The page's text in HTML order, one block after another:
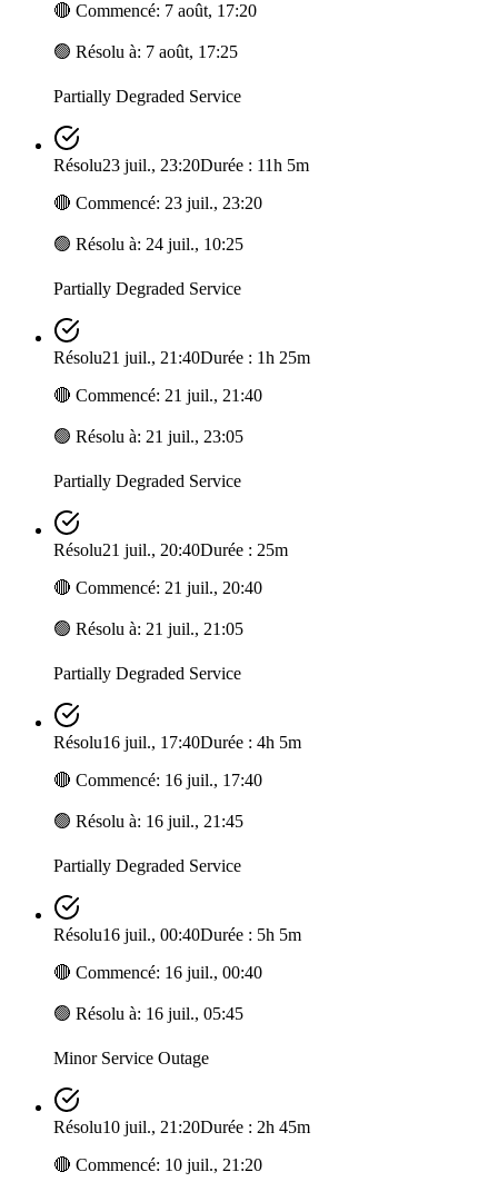
🔴 Commencé: 7 août, 17:20
🟢 Résolu à: 7 août, 17:25
Partially Degraded Service
Résolu23 juil., 23:20Durée : 11h 5m
🔴 Commencé: 23 juil., 23:20
🟢 Résolu à: 24 juil., 10:25
Partially Degraded Service
Résolu21 juil., 21:40Durée : 1h 25m
🔴 Commencé: 21 juil., 21:40
🟢 Résolu à: 21 juil., 23:05
Partially Degraded Service
Résolu21 juil., 20:40Durée : 25m
🔴 Commencé: 21 juil., 20:40
🟢 Résolu à: 21 juil., 21:05
Partially Degraded Service
Résolu16 juil., 17:40Durée : 4h 5m
🔴 Commencé: 16 juil., 17:40
🟢 Résolu à: 16 juil., 21:45
Partially Degraded Service
Résolu16 juil., 00:40Durée : 5h 5m
🔴 Commencé: 16 juil., 00:40
🟢 Résolu à: 16 juil., 05:45
Minor Service Outage
Résolu10 juil., 21:20Durée : 2h 45m
🔴 Commencé: 10 juil., 21:20